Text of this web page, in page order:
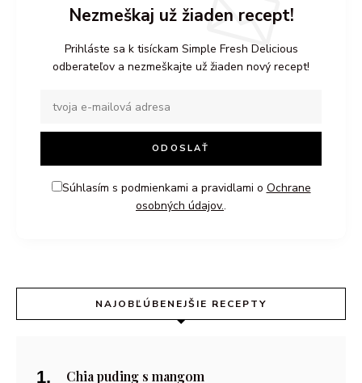
Nezmeškaj už žiaden recept!
Prihláste sa k tisíckam Simple Fresh Delicious
odberateľov a nezmeškajte už žiaden nový recept!
Súhlasím s podmienkami a pravidlami o Ochrane
osobných údajov..
NAJOBĽÚBENEJŠIE RECEPTY
Chia puding s mangom